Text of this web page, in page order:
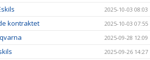
2025-10-03 08:03
kontraktet 2025-10-03 07:55
2025-09-28 12:09
2025-09-26 14:27